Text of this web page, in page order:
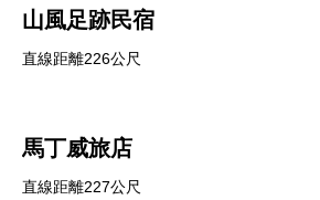
山風足跡民宿
直線距離226公尺
馬丁威旅店
直線距離227公尺